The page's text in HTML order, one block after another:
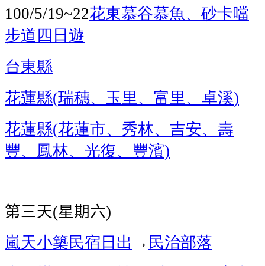
100/5/19~22花東慕谷慕魚、砂卡噹
步道四日遊
台東縣
花蓮縣(瑞穗、玉里、富里、卓溪)
花蓮縣(花蓮市、秀林、吉安、壽
豐、鳳林、光復、豐濱)
第三天(星期六)
嵐天小築民宿日出 →民治部落